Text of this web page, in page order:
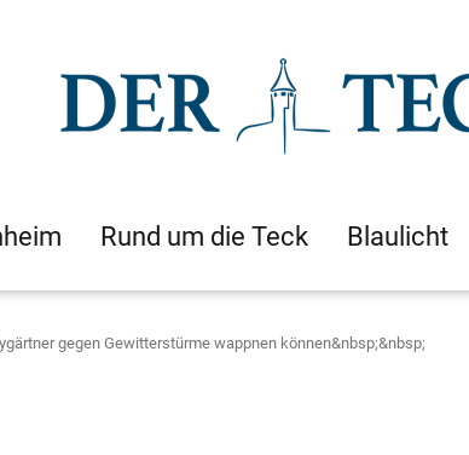
Rund um die Teck Blaulicht
gegen Gewitterstürme wappnen können&nbsp;&nbsp;